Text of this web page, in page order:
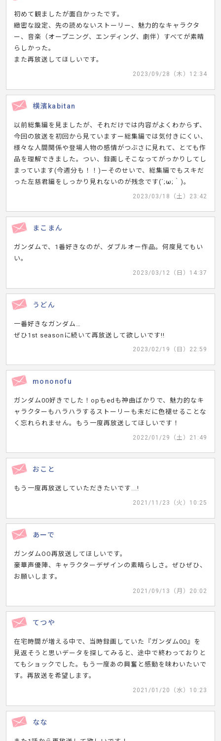
初めて観ましたが面白かったです。
緻密な設定、先の読めないストーリー、魅力的なキャラクタ
ー、音楽（オープニング、エンディング、劇伴）すべてが素晴
らしかった。
また再放送してほしいです。
2023/09/28（木）12:34
横濱kabitan
以前総集編を見ましたが、それだけでは内容がよくわからず、
今回の放送を初回から見ていますー総集編では気付きにくい、
様々な人間関係や登場人物の感情がつぶさに見れて、とても作
品を理解できました。つい、録画しそこなってがっかりしてし
まっています(今週分も！！)ーそのせいで、総集編でもスキだ
った左慈君編をしっかり見れないのが残念です(´;ω;｀)。
2023/03/18（土）23:42
まこまん
ガンダムで、1番好きなのが、ダブルオー作品。何度見てもい
い。
2023/03/12（日）14:37
うどん
一番好きなガンダム…
ぜひ1st seasonに続いて再放送して欲しいです!!
2023/02/19（日）22:59
mononofu
ガンダム00好きでした！opもedも神曲ばかりで、魅力的なキ
ャラクターもハラハラするストーリーも未だに色褪せることな
く忘れられません。もう一度再放送してほしいです！
2022/01/29（土）21:49
おこと
もう一度再放送していただきたいです...!
2021/11/23（火）10:25
あーで
ガンダムOO再放送してほしいです。
豪華声優陣、キャラクターデザインの素晴らしさ。ぜひぜひ、
お願いします。
2021/09/13（月）20:02
てつや
在宅時間が増える中で、当時録画していた『ガンダム00』を
見返そうと思いデータを探してみると、途中で終わっておりと
てもショックでした。もう一度あの興奮と感動を味わいたいで
す。再放送を希望します。
2021/01/20（水）10:23
なな